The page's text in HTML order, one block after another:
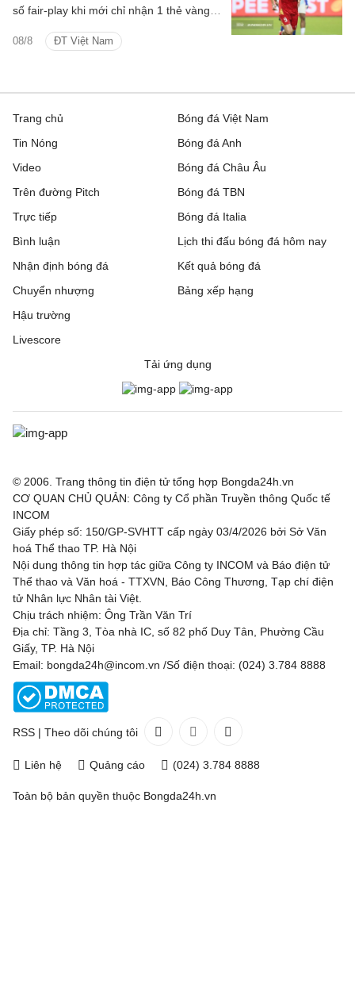
08/8 ĐT Việt Nam
số fair-play khi mới chỉ nhận 1 thẻ vàng
Trang chủ
Tin Nóng
Video
Trên đường Pitch
Trực tiếp
Bóng đá Việt Nam
Bóng đá Anh
Bóng đá Châu Âu
Bóng đá TBN
Bóng đá Italia
Bình luận
Nhận định bóng đá
Chuyển nhượng
Hậu trường
Livescore
Lịch thi đấu bóng đá hôm nay
Kết quả bóng đá
Bảng xếp hạng
Tải ứng dụng
© 2006. Trang thông tin điện tử tổng hợp Bongda24h.vn
CƠ QUAN CHỦ QUẢN: Công ty Cổ phần Truyền thông Quốc tế
INCOM
Giấy phép số: 150/GP-SVHTT cấp ngày 03/4/2026 bởi Sở Văn
hoá Thể thao TP. Hà Nội
Nội dung thông tin hợp tác giữa Công ty INCOM và Báo điện tử
Thể thao và Văn hoá - TTXVN, Báo Công Thương, Tạp chí điện
tử Nhân lực Nhân tài Việt.
Chịu trách nhiệm: Ông Trần Văn Trí
Địa chỉ: Tầng 3, Tòa nhà IC, số 82 phố Duy Tân, Phường Cầu
Giấy, TP. Hà Nội
Email: bongda24h@incom.vn /Số điện thoại: (024) 3.784 8888
RSS | Theo dõi chúng tôi
Liên hệ Quảng cáo (024) 3.784 8888
Toàn bộ bản quyền thuộc Bongda24h.vn